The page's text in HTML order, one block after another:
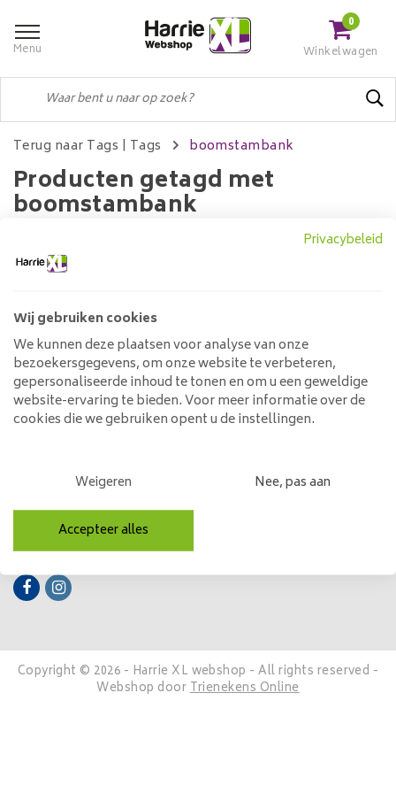
Menu
0
Winkelwagen
Terug naar Tags | Tags boomstambank
Producten getagd met
boomstambank
Geen producten gevonden!...
Klantenservice
Mijn account
Categorieën
Contactgegevens
Volg ons
Copyright © 2026 - Harrie XL webshop - All rights reserved -
Webshop doorTrienekens Online
Privacybeleid
Wij gebruiken cookies
We kunnen deze plaatsen voor analyse van onze
bezoekersgegevens, om onze website te verbeteren,
gepersonaliseerde inhoud te tonen en om u een geweldige
website-ervaring te bieden. Voor meer informatie over de
cookies die we gebruiken opent u de instellingen.
Weigeren Nee, pas aan
Accepteer alles